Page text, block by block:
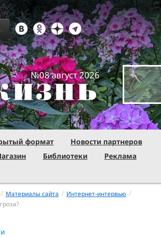
№08 август 2026
формат
Новости партнеров
Библиотеки
Реклама
/ Материалы сайта / Интернет-интервью /